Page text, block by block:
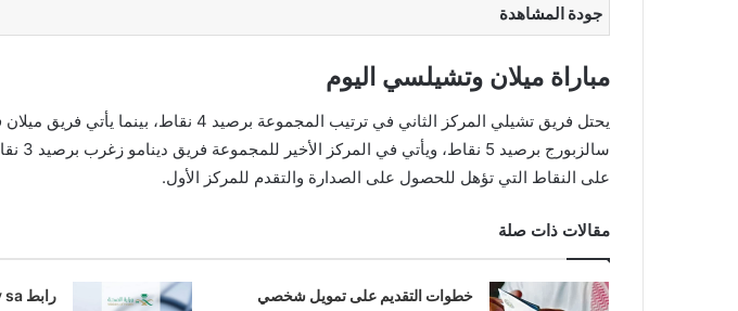
جودة المشاهدة
مباراة ميلان وتشيلسي اليوم
على النقاط التي تؤهل للحصول على الصدارة والتقدم للمركز الأول.
مقالات ذات صلة
خطوات التقديم على تمويل شخصي